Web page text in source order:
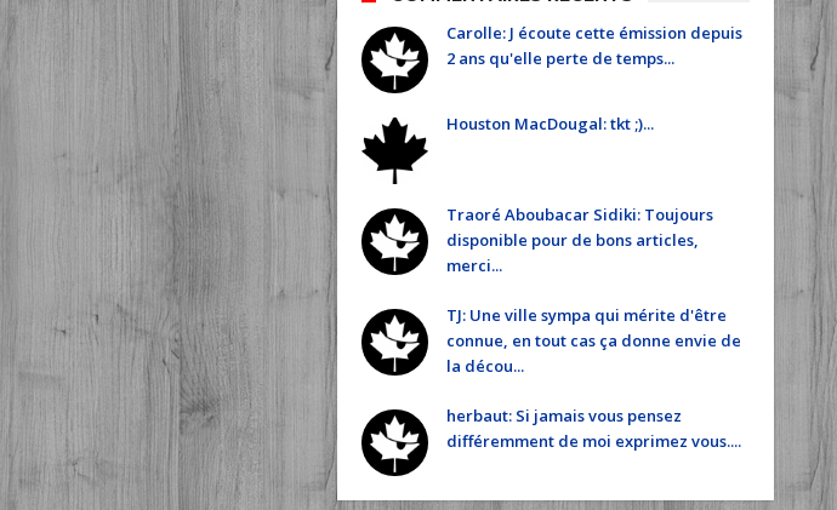
Carolle: J écoute cette émission depuis
2 ans qu'elle perte de temps...
Houston MacDougal: tkt ;)...
Traoré Aboubacar Sidiki: Toujours
disponible pour de bons articles,
merci...
TJ: Une ville sympa qui mérite d'être
connue, en tout cas ça donne envie de
la décou...
herbaut: Si jamais vous pensez
différemment de moi exprimez vous....